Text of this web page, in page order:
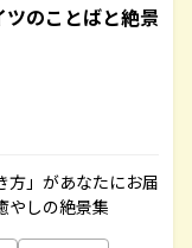
のことばと絶景
方」があなたにお届
やしの絶景集